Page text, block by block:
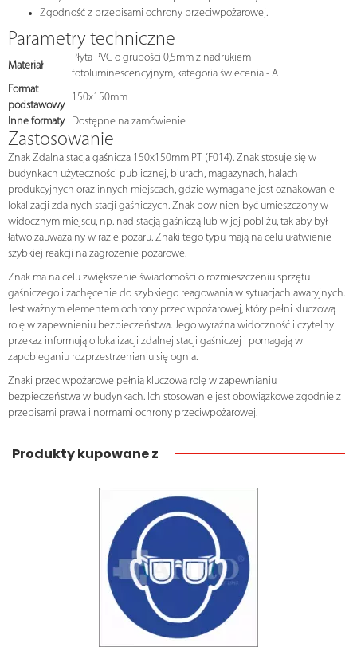
Zgodność z przepisami ochrony przeciwpożarowej.
Parametry techniczne
Materiał
Płyta PVC o grubości 0,5mm z nadrukiem
fotoluminescencyjnym, kategoria świecenia - A
Format
podstawowy
150x150mm
Inne formaty
Dostępne na zamówienie
Zastosowanie
Znak Zdalna stacja gaśnicza 150x150mm PT (F014). Znak stosuje się w
budynkach użyteczności publicznej, biurach, magazynach, halach
produkcyjnych oraz innych miejscach, gdzie wymagane jest oznakowanie
lokalizacji zdalnych stacji gaśniczych. Znak powinien być umieszczony w
widocznym miejscu, np. nad stacją gaśniczą lub w jej pobliżu, tak aby był
łatwo zauważalny w razie pożaru. Znaki tego typu mają na celu ułatwienie
szybkiej reakcji na zagrożenie pożarowe.
Znak ma na celu zwiększenie świadomości o rozmieszczeniu sprzętu
gaśniczego i zachęcenie do szybkiego reagowania w sytuacjach awaryjnych.
Jest ważnym elementem ochrony przeciwpożarowej, który pełni kluczową
rolę w zapewnieniu bezpieczeństwa. Jego wyraźna widoczność i czytelny
przekaz informują o lokalizacji zdalnej stacji gaśniczej i pomagają w
zapobieganiu rozprzestrzenianiu się ognia.
Znaki przeciwpożarowe pełnią kluczową rolę w zapewnianiu
bezpieczeństwa w budynkach. Ich stosowanie jest obowiązkowe zgodnie z
przepisami prawa i normami ochrony przeciwpożarowej.
Produkty kupowane z